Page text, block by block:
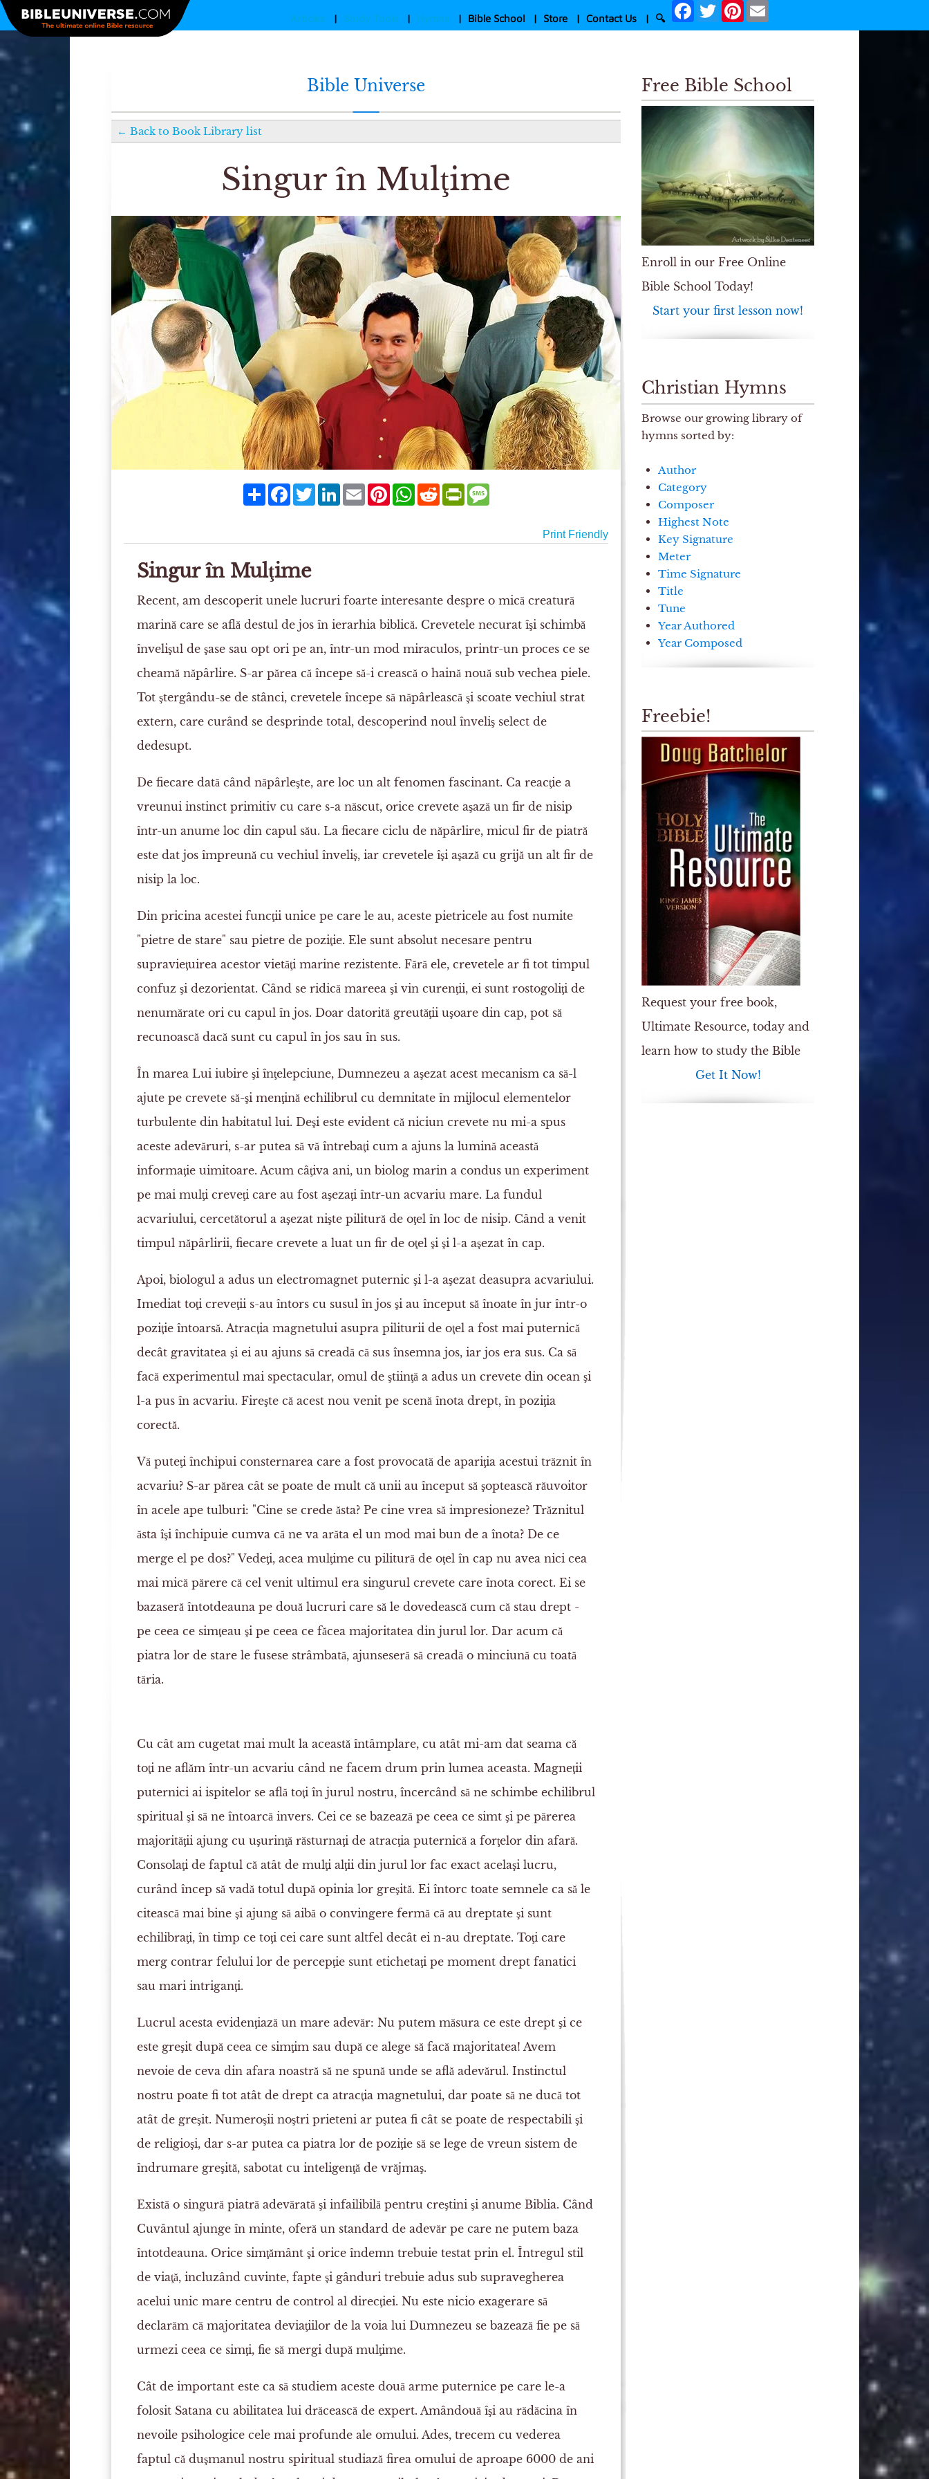
Articles | Study Tools | Hymns | Bible School | Store | Contact Us | 🔍
Facebook
TwitterPinterest
Bible Universe
← Back to Book Library list
Singur în Mulţime
ShareFacebook
TwitterLinkedIn
EmailPinterestWhatsApp
RedditPrintFriendly
Message
Print Friendly
Singur în Mulţime
Recent, am descoperit unele lucruri foarte interesante despre o mică creatură
marină care se află destul de jos în ierarhia biblică. Crevetele necurat îşi schimbă
învelişul de şase sau opt ori pe an, într-un mod miraculos, printr-un proces ce se
cheamă năpârlire. S-ar părea că începe să-i crească o haină nouă sub vechea piele.
Tot ştergându-se de stânci, crevetele începe să năpârlească şi scoate vechiul strat
extern, care curând se desprinde total, descoperind noul înveliş select de
dedesupt.
De fiecare dată când năpârleşte, are loc un alt fenomen fascinant. Ca reacţie a
vreunui instinct primitiv cu care s-a născut, orice crevete aşază un fir de nisip
într-un anume loc din capul său. La fiecare ciclu de năpârlire, micul fir de piatră
este dat jos împreună cu vechiul înveliş, iar crevetele îşi aşază cu grijă un alt fir de
nisip la loc.
Din pricina acestei funcţii unice pe care le au, aceste pietricele au fost numite
"pietre de stare" sau pietre de poziţie. Ele sunt absolut necesare pentru
supravieţuirea acestor vietăţi marine rezistente. Fără ele, crevetele ar fi tot timpul
confuz şi dezorientat. Când se ridică mareea şi vin curenţii, ei sunt rostogoliţi de
nenumărate ori cu capul în jos. Doar datorită greutăţii uşoare din cap, pot să
recunoască dacă sunt cu capul în jos sau în sus.
În marea Lui iubire şi înţelepciune, Dumnezeu a aşezat acest mecanism ca să-l
ajute pe crevete să-şi menţină echilibrul cu demnitate în mijlocul elementelor
turbulente din habitatul lui. Deşi este evident că niciun crevete nu mi-a spus
aceste adevăruri, s-ar putea să vă întrebaţi cum a ajuns la lumină această
informaţie uimitoare. Acum câţiva ani, un biolog marin a condus un experiment
pe mai mulţi creveţi care au fost aşezaţi într-un acvariu mare. La fundul
acvariului, cercetătorul a aşezat nişte pilitură de oţel în loc de nisip. Când a venit
timpul năpârlirii, fiecare crevete a luat un fir de oţel şi şi l-a aşezat în cap.
Apoi, biologul a adus un electromagnet puternic şi l-a aşezat deasupra acvariului.
Imediat toţi creveţii s-au întors cu susul în jos şi au început să înoate în jur într-o
poziţie întoarsă. Atracţia magnetului asupra piliturii de oţel a fost mai puternică
decât gravitatea şi ei au ajuns să creadă că sus însemna jos, iar jos era sus. Ca să
facă experimentul mai spectacular, omul de ştiinţă a adus un crevete din ocean şi
l-a pus în acvariu. Fireşte că acest nou venit pe scenă înota drept, în poziţia
corectă.
Vă puteţi închipui consternarea care a fost provocată de apariţia acestui trăznit în
acvariu? S-ar părea cât se poate de mult că unii au început să şoptească răuvoitor
în acele ape tulburi: "Cine se crede ăsta? Pe cine vrea să impresioneze? Trăznitul
ăsta îşi închipuie cumva că ne va arăta el un mod mai bun de a înota? De ce
merge el pe dos?" Vedeţi, acea mulţime cu pilitură de oţel în cap nu avea nici cea
mai mică părere că cel venit ultimul era singurul crevete care înota corect. Ei se
bazaseră întotdeauna pe două lucruri care să le dovedească cum că stau drept -
pe ceea ce simţeau şi pe ceea ce făcea majoritatea din jurul lor. Dar acum că
piatra lor de stare le fusese strâmbată, ajunseseră să creadă o minciună cu toată
tăria.
Cu cât am cugetat mai mult la această întâmplare, cu atât mi-am dat seama că
toţi ne aflăm într-un acvariu când ne facem drum prin lumea aceasta. Magneţii
puternici ai ispitelor se află toţi în jurul nostru, încercând să ne schimbe echilibrul
spiritual şi să ne întoarcă invers. Cei ce se bazează pe ceea ce simt şi pe părerea
majorităţii ajung cu uşurinţă răsturnaţi de atracţia puternică a forţelor din afară.
Consolaţi de faptul că atât de mulţi alţii din jurul lor fac exact acelaşi lucru,
curând încep să vadă totul după opinia lor greşită. Ei întorc toate semnele ca să le
citească mai bine şi ajung să aibă o convingere fermă că au dreptate şi sunt
echilibraţi, în timp ce toţi cei care sunt altfel decât ei n-au dreptate. Toţi care
merg contrar felului lor de percepţie sunt etichetaţi pe moment drept fanatici
sau mari intriganţi.
Lucrul acesta evidenţiază un mare adevăr: Nu putem măsura ce este drept şi ce
este greşit după ceea ce simţim sau după ce alege să facă majoritatea! Avem
nevoie de ceva din afara noastră să ne spună unde se află adevărul. Instinctul
nostru poate fi tot atât de drept ca atracţia magnetului, dar poate să ne ducă tot
atât de greşit. Numeroşii noştri prieteni ar putea fi cât se poate de respectabili şi
de religioşi, dar s-ar putea ca piatra lor de poziţie să se lege de vreun sistem de
îndrumare greşită, sabotat cu inteligenţă de vrăjmaş.
Există o singură piatră adevărată şi infailibilă pentru creştini şi anume Biblia. Când
Cuvântul ajunge în minte, oferă un standard de adevăr pe care ne putem baza
întotdeauna. Orice simţământ şi orice îndemn trebuie testat prin el. Întregul stil
de viaţă, incluzând cuvinte, fapte şi gânduri trebuie adus sub supravegherea
acelui unic mare centru de control al direcţiei. Nu este nicio exagerare să
declarăm că majoritatea deviaţiilor de la voia lui Dumnezeu se bazează fie pe să
urmezi ceea ce simţi, fie să mergi după mulţime.
Cât de important este ca să studiem aceste două arme puternice pe care le-a
folosit Satana cu abilitatea lui drăcească de expert. Amândouă îşi au rădăcina în
nevoile psihologice cele mai profunde ale omului. Ades, trecem cu vederea
faptul că duşmanul nostru spiritual studiază firea omului de aproape 6000 de ani
Free Bible School
Enroll in our Free Online
Bible School Today!
Start your first lesson now!
Christian Hymns
Browse our growing library of
hymns sorted by:
Author
Category
Composer
Highest Note
Key Signature
Meter
Time Signature
Title
Tune
Year Authored
Year Composed
Freebie!
Request your free book,
Ultimate Resource, today and
learn how to study the Bible
Get It Now!